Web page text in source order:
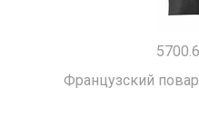
Французский